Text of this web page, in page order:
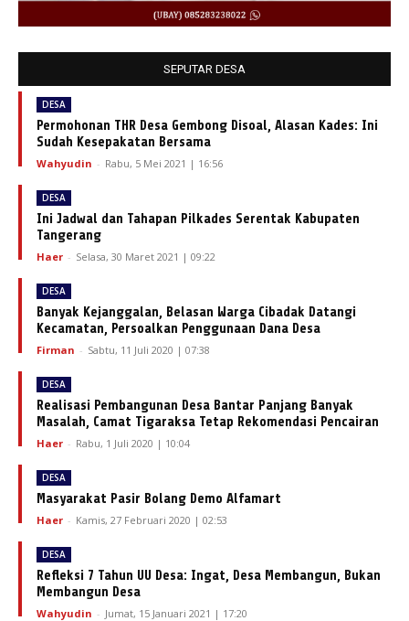
SEPUTAR DESA
DESA
Permohonan THR Desa Gembong Disoal, Alasan Kades: Ini
Sudah Kesepakatan Bersama
Wahyudin - Rabu, 5 Mei 2021 | 16:56
DESA
Ini Jadwal dan Tahapan Pilkades Serentak Kabupaten
Tangerang
Haer - Selasa, 30 Maret 2021 | 09:22
DESA
Banyak Kejanggalan, Belasan Warga Cibadak Datangi
Kecamatan, Persoalkan Penggunaan Dana Desa
Firman - Sabtu, 11 Juli 2020 | 07:38
DESA
Realisasi Pembangunan Desa Bantar Panjang Banyak
Masalah, Camat Tigaraksa Tetap Rekomendasi Pencairan
Haer - Rabu, 1 Juli 2020 | 10:04
DESA
Masyarakat Pasir Bolang Demo Alfamart
Haer - Kamis, 27 Februari 2020 | 02:53
DESA
Refleksi 7 Tahun UU Desa: Ingat, Desa Membangun, Bukan
Membangun Desa
Wahyudin - Jumat, 15 Januari 2021 | 17:20